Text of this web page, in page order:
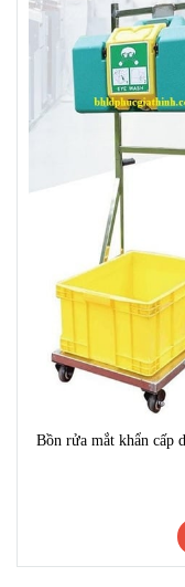
Bồn rửa mắt khẩn cấp